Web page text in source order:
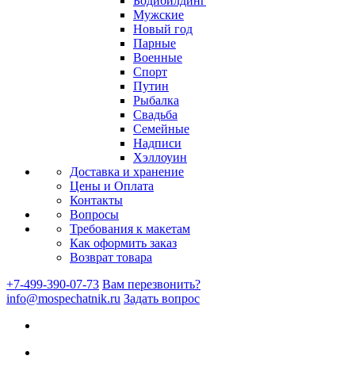
Мужские
Новый год
Парные
Военные
Спорт
Путин
Рыбалка
Свадьба
Семейные
Надписи
Хэллоуин
Доставка и хранение
Цены и Оплата
Контакты
Вопросы
Требования к макетам
Как оформить заказ
Возврат товара
+7-499-390-07-73 Вам перезвонить?
info@mospechatnik.ru Задать вопрос